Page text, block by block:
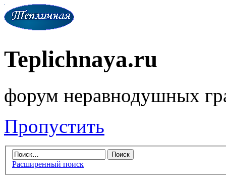
Teplichnaya.ru
форум неравнодушных
Пропустить
Расширенный поиск